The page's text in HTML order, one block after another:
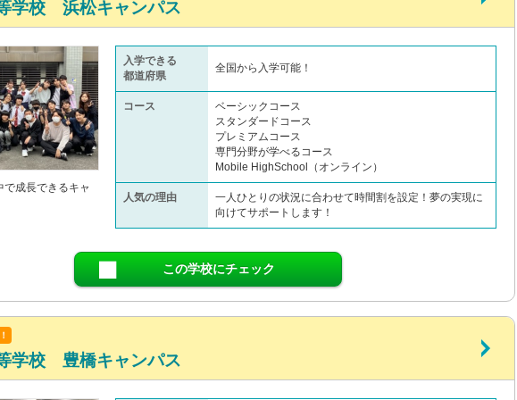
学校 浜松キャンパス
成長できるキャ
入学できる
都道府県
全国から入学可能！
コース
ベーシックコース
スタンダードコース
プレミアムコース
専門分野が学べるコース
Mobile HighSchool（オンライン）
人気の理由
一人ひとりの状況に合わせて時間割を設定！夢の実現に
向けてサポートします！
この学校にチェック
学校 豊橋キャンパス